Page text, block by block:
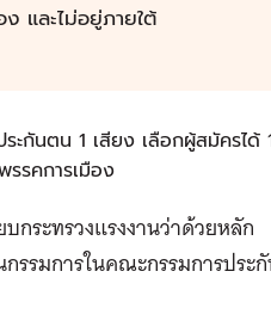
และไม่อยู่ภายใต้
ะกันตน 1 เสียง เลือกผู้สมัครได้
รคการเมือง
กระทรวงแรงงานว่าด้วยหลัก
รมการในคณะกรรมการประ